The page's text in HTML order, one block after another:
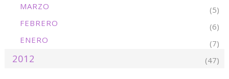
MARZO
(5)
FEBRERO
(6)
ENERO
(7)
2012 (47)